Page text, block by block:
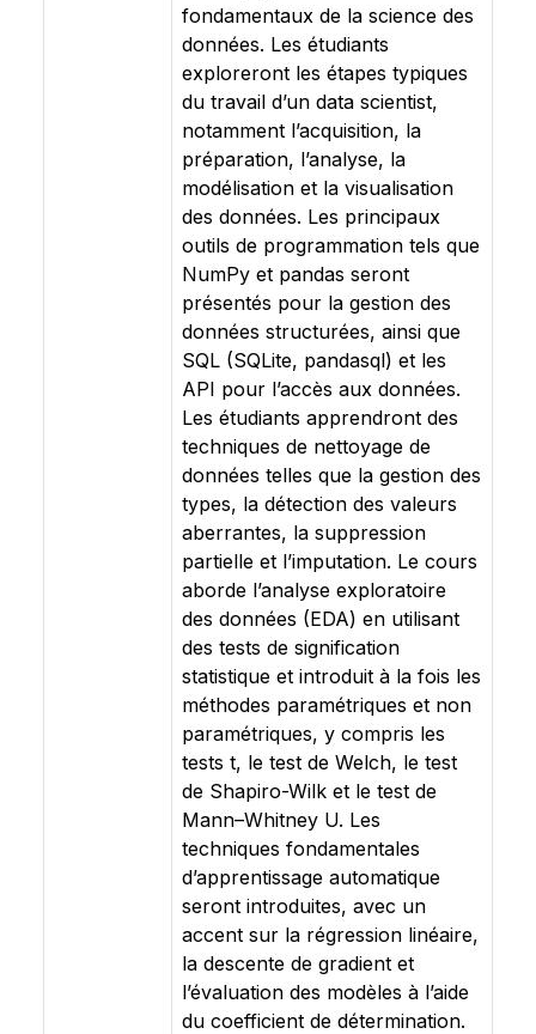
fondamentaux de la science des
données. Les étudiants
exploreront les étapes typiques
du travail d’un data scientist,
notamment l’acquisition, la
préparation, l’analyse, la
modélisation et la visualisation
des données. Les principaux
outils de programmation tels que
NumPy et pandas seront
présentés pour la gestion des
données structurées, ainsi que
SQL (SQLite, pandasql) et les
API pour l’accès aux données.
Les étudiants apprendront des
techniques de nettoyage de
données telles que la gestion des
types, la détection des valeurs
aberrantes, la suppression
partielle et l’imputation. Le cours
aborde l’analyse exploratoire
des données (EDA) en utilisant
des tests de signification
statistique et introduit à la fois les
méthodes paramétriques et non
paramétriques, y compris les
tests t, le test de Welch, le test
de Shapiro-Wilk et le test de
Mann–Whitney U. Les
techniques fondamentales
d’apprentissage automatique
seront introduites, avec un
accent sur la régression linéaire,
la descente de gradient et
l’évaluation des modèles à l’aide
du coefficient de détermination.